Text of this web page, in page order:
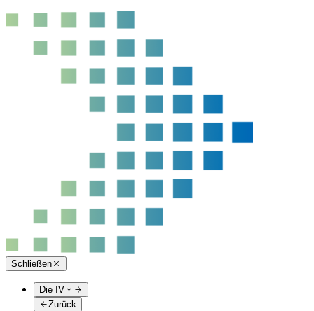
Schließen
Die IV
Zurück